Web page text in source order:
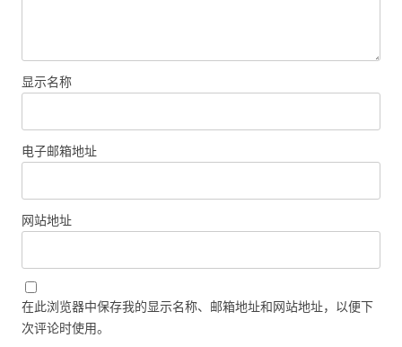
显示名称
电子邮箱地址
网站地址
在此浏览器中保存我的显示名称、邮箱地址和网站地址，以便下
次评论时使用。